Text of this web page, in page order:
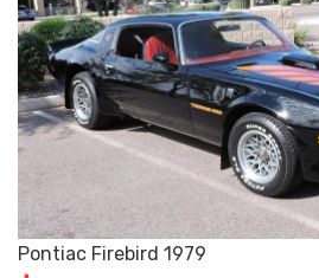
Pontiac Firebird 1979